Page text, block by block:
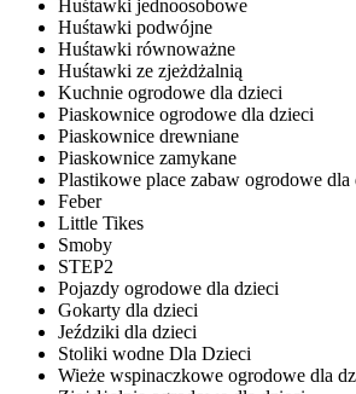
Huśtawki jednoosobowe
Huśtawki podwójne
Huśtawki równoważne
Huśtawki ze zjeżdżalnią
Kuchnie ogrodowe dla dzieci
Piaskownice ogrodowe dla dzieci
Piaskownice drewniane
Piaskownice zamykane
Plastikowe place zabaw ogrodowe dla
Feber
Little Tikes
Smoby
STEP2
Pojazdy ogrodowe dla dzieci
Gokarty dla dzieci
Jeździki dla dzieci
Stoliki wodne Dla Dzieci
Wieże wspinaczkowe ogrodowe dla